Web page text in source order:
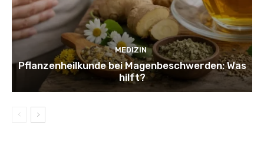
MEDIZIN
Pflanzenheilkunde bei Magenbeschwerden: Was
hilft?